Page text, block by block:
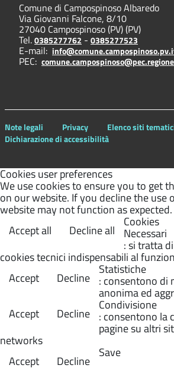
Comune di Campospinoso Albaredo
Via Giovanni Falcone, 8/10
27040 Campospinoso (PV) (PV)
Tel.0385277762 - 0385277523
E-mail:
PEC:
Note legali Privacy
Elenco siti
Dichiarazione di accessibilità
Cookies user preferences
We use cookies to ensure you to get
on our website. If you decline the use
website may not function as expected.
Accept all
Decline all
Cookies
Necessari
: si tratta di
cookies tecnici indispensabili al
Accept
Decline
Statistiche
: consentono di
anonima ed
Accept
Decline
Condivisione
: consentono la
pagine su altri
networks
Accept
Decline
Save